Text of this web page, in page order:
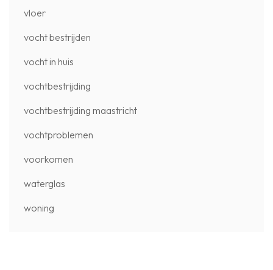
vloer
vocht bestrijden
vocht in huis
vochtbestrijding
vochtbestrijding maastricht
vochtproblemen
voorkomen
waterglas
woning